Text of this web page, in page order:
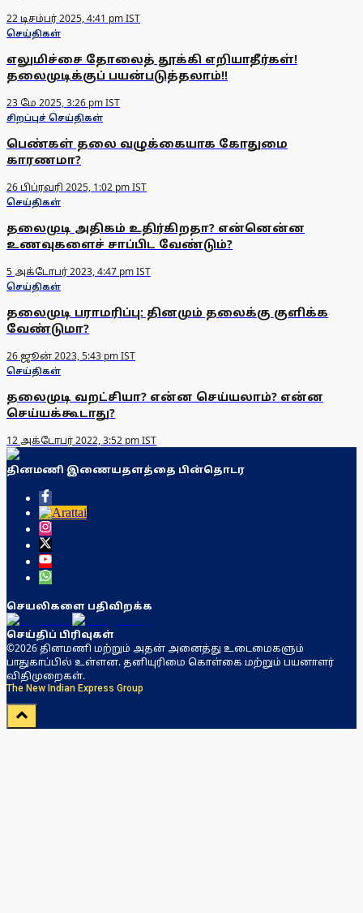
22 டிசம்பர் 2025, 4:41 pm IST
செய்திகள்
எலுமிச்சை தோலைத் தூக்கி எறியாதீர்கள்!
தலைமுடிக்குப் பயன்படுத்தலாம்!!
23 மே 2025, 3:26 pm IST
சிறப்புச் செய்திகள்
பெண்கள் தலை வழுக்கையாக கோதுமை
காரணமா?
26 பிப்ரவரி 2025, 1:02 pm IST
செய்திகள்
தலைமுடி அதிகம் உதிர்கிறதா? என்னென்ன
உணவுகளைச் சாப்பிட வேண்டும்?
5 அக்டோபர் 2023, 4:47 pm IST
செய்திகள்
தலைமுடி பராமரிப்பு: தினமும் தலைக்கு குளிக்க
வேண்டுமா?
26 ஜூன் 2023, 5:43 pm IST
செய்திகள்
தலைமுடி வறட்சியா? என்ன செய்யலாம்? என்ன
செய்யக்கூடாது?
12 அக்டோபர் 2022, 3:52 pm IST
தினமணி இணையதளத்தை பின்தொடர
செயலிகளை பதிவிறக்க
செய்திப் பிரிவுகள்
©2026 தினமணி மற்றும் அதன் அனைத்து உடைமைகளும்
பாதுகாப்பில் உள்ளன. தனியுரிமை கொள்கை மற்றும் பயனாளர்
விதிமுறைகள்.
The New Indian Express Group